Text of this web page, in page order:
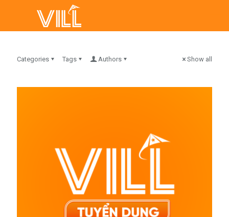
Categories Tags Authors Show all